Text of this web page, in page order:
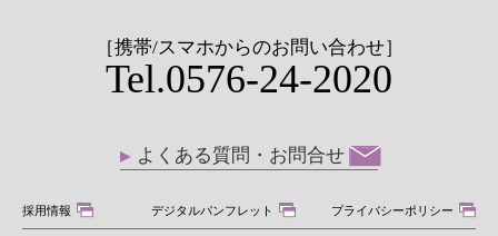
［携帯/スマホからのお問い合わせ］
Tel.0576-24-2020
よくある質問・お問合せ
採用情報 デジタルパンフレット プライバシーポリシー